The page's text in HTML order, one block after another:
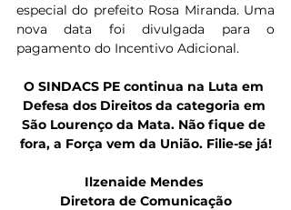
especial do prefeito Rosa Miranda. Uma
nova data foi divulgada para o
pagamento do Incentivo Adicional.
O SINDACS PE continua na Luta em
Defesa dos Direitos da categoria em
São Lourenço da Mata. Não fique de
fora, a Força vem da União. Filie-se já!
Ilzenaide Mendes
Diretora de Comunicação